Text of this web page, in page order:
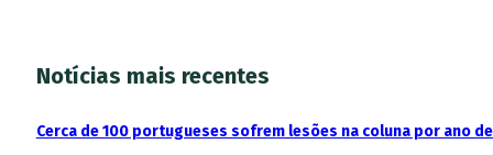
Notícias mais recentes
Cerca de 100 portugueses sofrem lesões na coluna por ano